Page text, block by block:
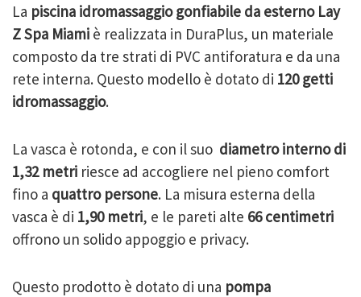
La piscina idromassaggio gonfiabile da esterno Lay
Z Spa Miami è realizzata in DuraPlus, un materiale
composto da tre strati di PVC antiforatura e da una
rete interna. Questo modello è dotato di 120 getti
idromassaggio.
La vasca è rotonda, e con il suo diametro interno di
1,32 metri riesce ad accogliere nel pieno comfort
fino a quattro persone. La misura esterna della
vasca è di 1,90 metri, e le pareti alte 66 centimetri
offrono un solido appoggio e privacy.
Questo prodotto è dotato di una pompa